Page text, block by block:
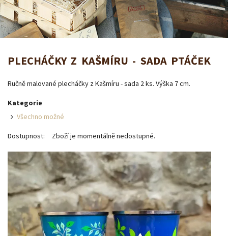
PLECHÁČKY Z KAŠMÍRU - SADA PTÁČEK
Ručně malované plecháčky z Kašmíru - sada 2 ks. Výška 7 cm.
Kategorie
Všechno možné
Dostupnost: Zboží je momentálně nedostupné.